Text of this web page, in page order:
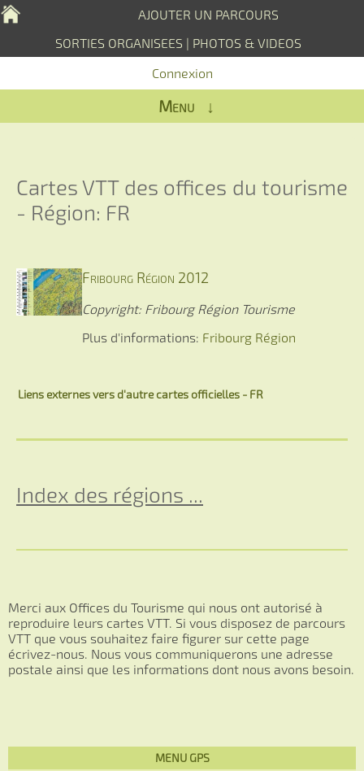
AJOUTER UN PARCOURS
SORTIES ORGANISEES | PHOTOS & VIDEOS
Connexion
Menu ↓
Cartes VTT des offices du tourisme
- Région: FR
Fribourg Région 2012
Copyright: Fribourg Région Tourisme
Plus d'informations: Fribourg Région
Liens externes vers d'autre cartes officielles - FR
Index des régions ...
Merci aux Offices du Tourisme qui nous ont autorisé à
reproduire leurs cartes VTT. Si vous disposez de parcours
VTT que vous souhaitez faire figurer sur cette page
écrivez-nous. Nous vous communiquerons une adresse
postale ainsi que les informations dont nous avons besoin.
MENU GPS